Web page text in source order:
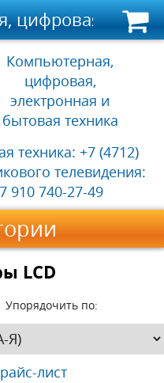
цифровая,
Компьютерная,
цифровая,
электронная и
бытовая техника
техника: +7 (4712)
телевидения:
910 740-27-49
LCD
Упорядочить по:
лист